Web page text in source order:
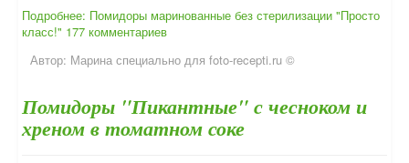
Подробнее: Помидоры маринованные без стерилизации "Просто
класс!" 177 комментариев
Автор: Марина специально для foto-recepti.ru ©
Помидоры "Пикантные" с чесноком и
хреном в томатном соке